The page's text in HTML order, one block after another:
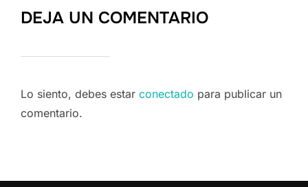
DEJA UN COMENTARIO
Lo siento, debes estar conectado para publicar un
comentario.